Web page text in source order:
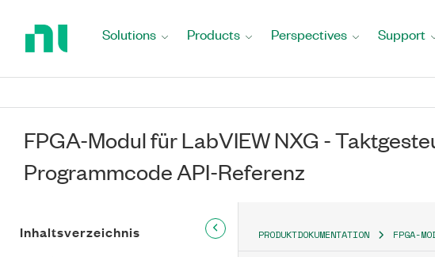
Solutions Products Perspectives Support
FPGA-Modul für LabVIEW NXG -
Programmcode API-Referenz
Inhaltsverzeichnis PRODUKTDOKUMENTATION FPGA-